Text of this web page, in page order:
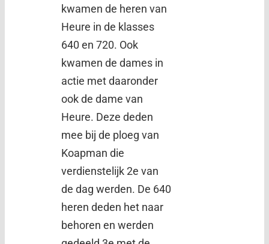
kwamen de heren van
Heure in de klasses
640 en 720. Ook
kwamen de dames in
actie met daaronder
ook de dame van
Heure. Deze deden
mee bij de ploeg van
Koapman die
verdienstelijk 2e van
de dag werden. De 640
heren deden het naar
behoren en werden